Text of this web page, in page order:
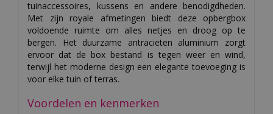
tuinaccessoires, kussens en andere benodigdheden.
Met zijn royale afmetingen biedt deze opbergbox
voldoende ruimte om alles netjes en droog op te
bergen. Het duurzame antracieten aluminium zorgt
ervoor dat de box bestand is tegen weer en wind,
terwijl het moderne design een elegante toevoeging is
voor elke tuin of terras.
Voordelen en kenmerken